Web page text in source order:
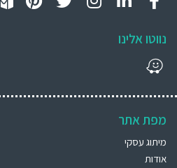
נווטו אלינו
מפת אתר
מיתוג עסקי
אודות